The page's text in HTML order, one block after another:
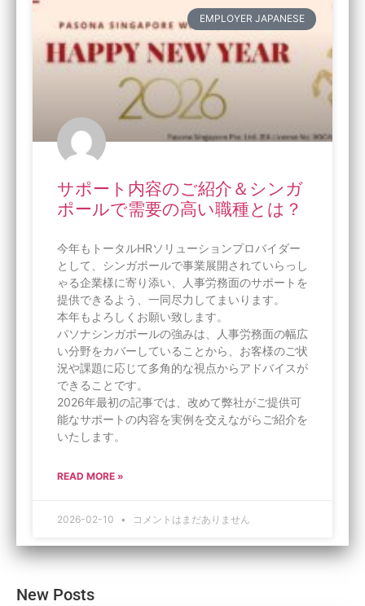
EMPLOYER JAPANESE
サポート内容のご紹介＆シンガ
ポールで需要の高い職種とは？
今年もトータルHRソリューションプロバイダー
として、シンガポールで事業展開されていらっし
ゃる企業様に寄り添い、人事労務面のサポートを
提供できるよう、一同尽力してまいります。
本年もよろしくお願い致します。
パソナシンガポールの強みは、人事労務面の幅広
い分野をカバーしていることから、お客様のご状
況や課題に応じて多角的な視点からアドバイスが
できることです。
2026年最初の記事では、改めて弊社がご提供可
能なサポートの内容を実例を交えながらご紹介を
いたします。
READ MORE »
2026-02-10 コメントはまだありません
New Posts